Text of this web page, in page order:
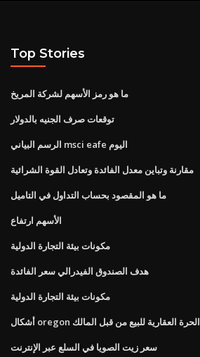
Top Stories
ما هو رمز الأسهم لشركة المريخ
توقعات صرف الجنيه بالدولار
الرسم البياني msci eafe اليوم
مقارنة وتباين معدل الفائدة وتعادل القوة الشرائية
ما هو المقصود بحساب التداول في التاميل
الأسهم ارتفاع
مكونات بيئة التجارة الدولية
هدف الصندوق الفيدرالي سعر الفائدة
مكونات بيئة التجارة الدولية
أشكال oregon الحرة العقارية للبيع من قبل المالك
سعر زيت الصويا في السلع عبر الإنترنت